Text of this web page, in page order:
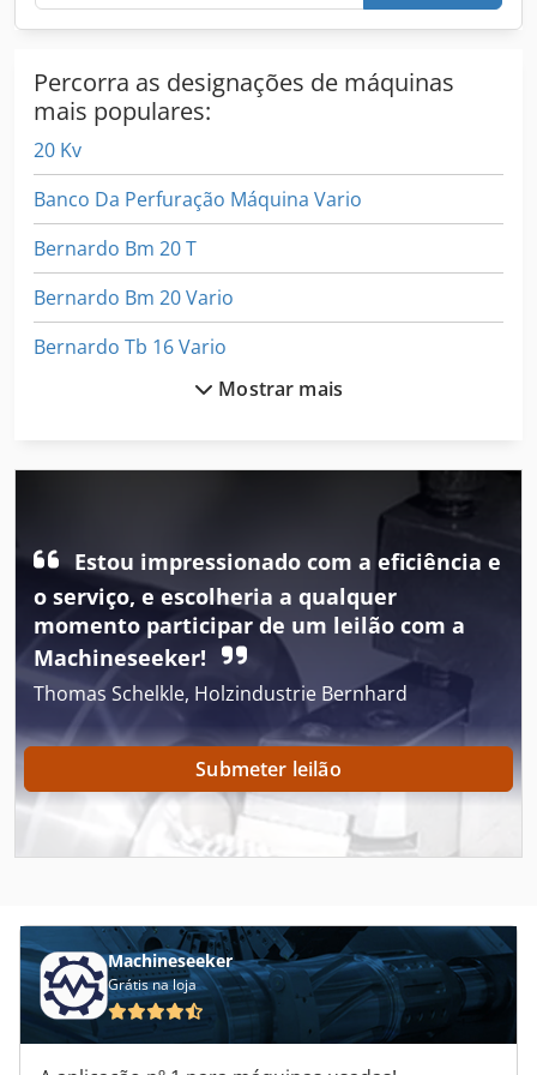
Percorra as designações de máquinas
mais populares:
20 Kv
Banco Da Perfuração Máquina Vario
Bernardo Bm 20 T
Bernardo Bm 20 Vario
Bernardo Tb 16 Vario
Dmu 200 P
Dmu 35
Dmu 50
Fngj 20
Ga 50 Vsd
Ga 90 Vsd
Hsc 20 Linear
Maquina De Varrer
Maquinas De Usinagem
Mb 322
Mostrar mais
Estou impressionado com a eficiência e
o serviço, e escolheria a qualquer
momento participar de um leilão com a
Machineseeker!
Thomas Schelkle, Holzindustrie Bernhard
Submeter leilão
Machineseeker
Grátis na loja